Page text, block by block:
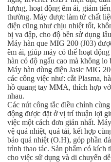
lượng, hoạt động êm ái, giảm
thường. Máy được làm từ chất
điện cũng như chịu nhiệt tốt,
bị va đập, cho độ bền sử dụng
Máy hàn que MIG 200 (J03)
êm ái, giúp máy có thể hoạt
hàn có độ ngấu cao mà không lo
Máy hàn dùng điện Jasic MIG
các công việc như: cắt Plasma,
hồ quang tay MMA, thích hợp
nhau.
Các nút công tắc điều chỉnh
động được đặt ở vị trí thuận lợi
việc một cách đơn giản nhất.
vệ quá nhiệt, quá tải, kết hợp
báo quá nhiệt (O.H), góp phần
trình thao tác. Sản phẩm có kích
cho việc sử dụng và di chuyển